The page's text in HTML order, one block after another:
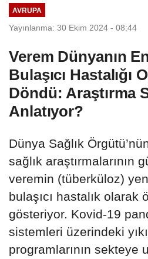
AVRUPA
Yayınlanma: 30 Ekim 2024 - 08:44
Verem Dünyanın
Bulaşıcı Hastalığı
Döndü: Araştırma
Anlatıyor?
Dünya Sağlık
sağlık araştırmalarının
veremin (tüberküloz)
bulaşıcı hastalık olarak
gösteriyor. Kovid-19
sistemleri üzerindeki
programlarının sekteye